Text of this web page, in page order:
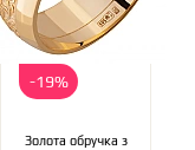
-19%
Золота обручка з